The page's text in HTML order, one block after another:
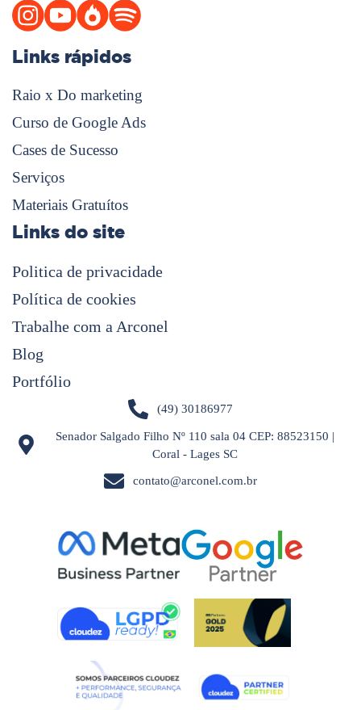
Links rápidos
Raio x Do marketing
Curso de Google Ads
Cases de Sucesso
Serviços
Materiais Gratuítos
Links do site
Politica de privacidade
Política de cookies
Trabalhe com a Arconel
Blog
Portfólio
(49) 30186977
Senador Salgado Filho Nº 110 sala 04 CEP: 88523150 |
Coral - Lages SC
contato@arconel.com.br